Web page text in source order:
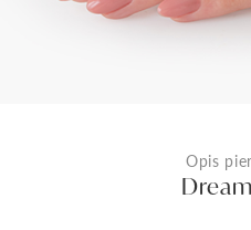
Opis